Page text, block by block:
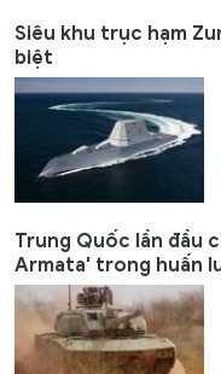
Siêu khu trục hạm
biệt
Trung Quốc lần đầu
Armata' trong huấn